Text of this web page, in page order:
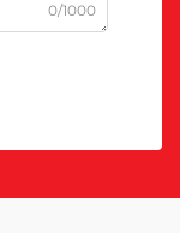
0/1000